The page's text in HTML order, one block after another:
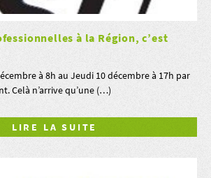
à la Région, c’est
à 8h au Jeudi 10 décembre à 17h par
Celà n’arrive qu’une (…)
LIRE LA SUITE